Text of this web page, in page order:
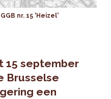
nr. 15 'Heizel'
15 september
Brusselse
een